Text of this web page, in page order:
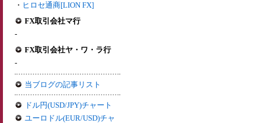
・ ヒロセ通商[LION FX]
FX取引会社マ行
-
FX取引会社ヤ・ワ・ラ行
-
当ブログの記事リスト
ドル円(USD/JPY)チャート
ユーロドル(EUR/USD)チャ